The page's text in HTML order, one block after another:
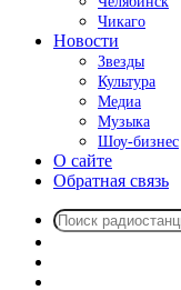
Чикаго
Новости
Звезды
Культура
Медиа
Музыка
Шоу-бизнес
О сайте
Обратная связь